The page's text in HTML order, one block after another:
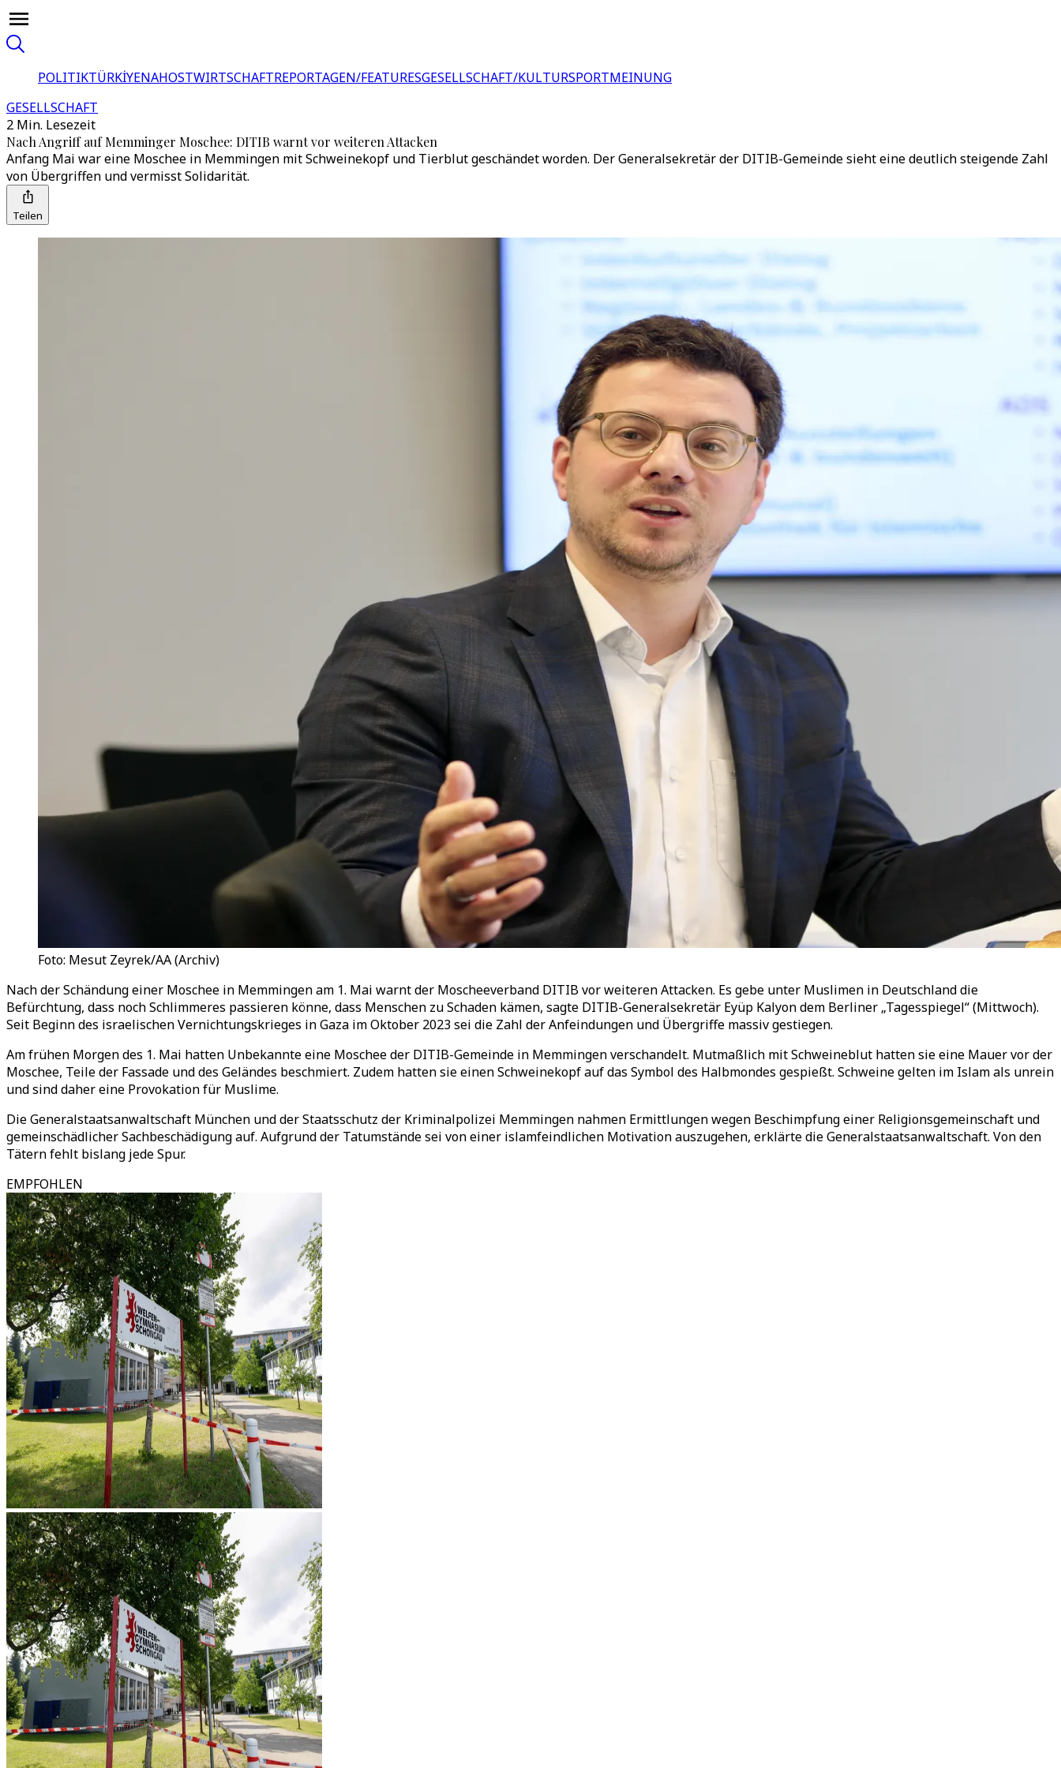
POLITIKTÜRKİYENAHOSTWIRTSCHAFTREPORTAGEN/FEATURESGESELLSCHAFT/KULTURSPORTMEINUNG
GESELLSCHAFT
2 Min. Lesezeit
Nach Angriff auf Memminger Moschee: DITIB warnt vor weiteren Attacken
Anfang Mai war eine Moschee in Memmingen mit Schweinekopf und Tierblut geschändet worden. Der Generalsekretär der DITIB-Gemeinde sieht eine deutlich steigende Zahl
von Übergriffen und vermisst Solidarität.
Teilen
Foto: Mesut Zeyrek/AA (Archiv)
Nach der Schändung einer Moschee in Memmingen am 1. Mai warnt der Moscheeverband DITIB vor weiteren Attacken. Es gebe unter Muslimen in Deutschland die
Befürchtung, dass noch Schlimmeres passieren könne, dass Menschen zu Schaden kämen, sagte DITIB-Generalsekretär Eyüp Kalyon dem Berliner „Tagesspiegel“ (Mittwoch).
Seit Beginn des israelischen Vernichtungskrieges in Gaza im Oktober 2023 sei die Zahl der Anfeindungen und Übergriffe massiv gestiegen.
Am frühen Morgen des 1. Mai hatten Unbekannte eine Moschee der DITIB-Gemeinde in Memmingen verschandelt. Mutmaßlich mit Schweineblut hatten sie eine Mauer vor der
Moschee, Teile der Fassade und des Geländes beschmiert. Zudem hatten sie einen Schweinekopf auf das Symbol des Halbmondes gespießt. Schweine gelten im Islam als unrein
und sind daher eine Provokation für Muslime.
Die Generalstaatsanwaltschaft München und der Staatsschutz der Kriminalpolizei Memmingen nahmen Ermittlungen wegen Beschimpfung einer Religionsgemeinschaft und
gemeinschädlicher Sachbeschädigung auf. Aufgrund der Tatumstände sei von einer islamfeindlichen Motivation auszugehen, erklärte die Generalstaatsanwaltschaft. Von den
Tätern fehlt bislang jede Spur.
EMPFOHLEN